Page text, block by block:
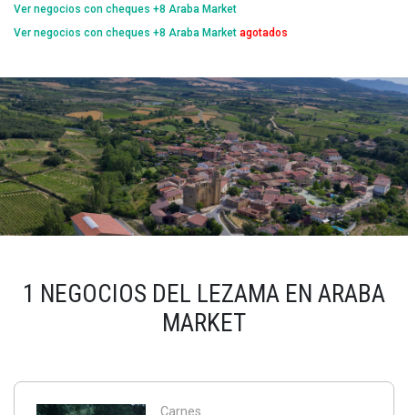
Ver negocios con cheques +8 Araba Market
Ver negocios con cheques +8 Araba Market agotados
1 NEGOCIOS DEL LEZAMA EN ARABA
MARKET